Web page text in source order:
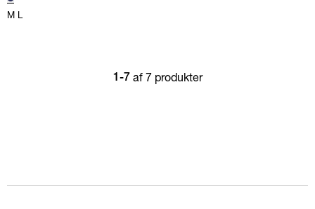
M L
1-7 af 7 produkter